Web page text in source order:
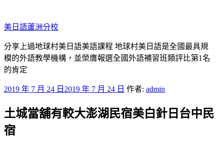
至
主
要
內
容
美日語蘆洲分校
分享上過地球村美日語美語課程 地球村美日語是全國最具規
模的外語教學機構，並榮膺報選全國外語補習班類評比第1名
的肯定
發
於
2019 年 7 月 24 日 2019 年 7 月 24 日 作者: admin
土城當舖有較大澎湖民宿美白針日台中民
宿